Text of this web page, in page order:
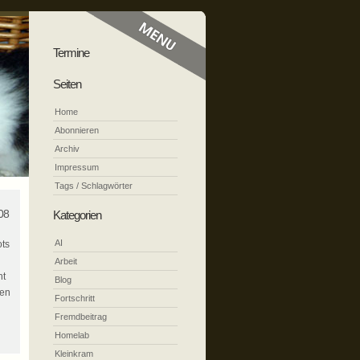
Termine
Seiten
Home
Abonnieren
Archiv
Impressum
Tags / Schlagwörter
Kategorien
AI
Arbeit
Blog
Fortschritt
Fremdbeitrag
Homelab
Kleinkram